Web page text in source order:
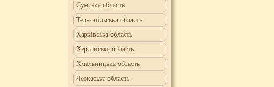
Сумська область
Тернопільська область
Харківська область
Херсонська область
Хмельницька область
Черкаська область